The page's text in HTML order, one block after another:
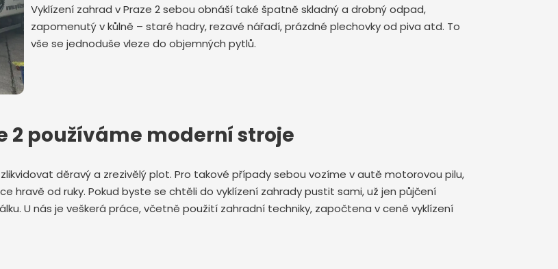
Vyklízení zahrad v Praze 2 sebou obnáší také špatně skladný a drobný odpad,
zapomenutý v kůlně – staré hadry, rezavé nářadí, prázdné plechovky od piva atd. To
vše se jednoduše vleze do objemných pytlů.
2 používáme moderní stroje
děravý a zrezivělý plot. Pro takové případy sebou vozíme v autě motorovou pilu,
hravě od ruky. Pokud byste se chtěli do vyklízení zahrady pustit sami, už jen půjčení
U nás je veškerá práce, včetně použití zahradní techniky, započtena v ceně vyklízení